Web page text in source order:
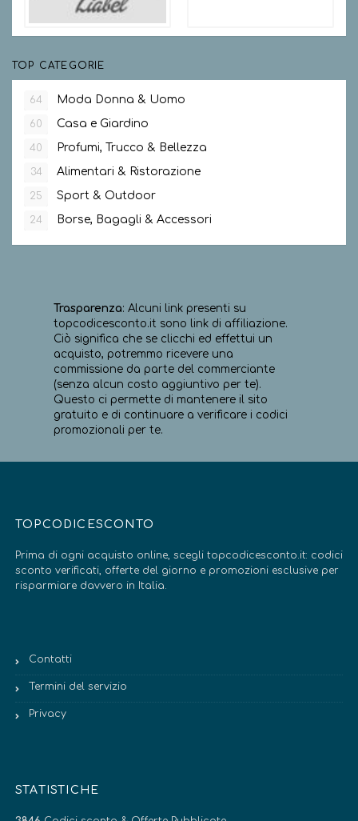
TOP CATEGORIE
64 Moda Donna & Uomo
60 Casa e Giardino
40 Profumi, Trucco & Bellezza
34 Alimentari & Ristorazione
25 Sport & Outdoor
24 Borse, Bagagli & Accessori
Trasparenza: Alcuni link presenti su
topcodicesconto.it sono link di affiliazione.
Ciò significa che se clicchi ed effettui un
acquisto, potremmo ricevere una
commissione da parte del commerciante
(senza alcun costo aggiuntivo per te).
Questo ci permette di mantenere il sito
gratuito e di continuare a verificare i codici
promozionali per te.
TOPCODICESCONTO
Prima di ogni acquisto online, scegli topcodicesconto.it: codici
sconto verificati, offerte del giorno e promozioni esclusive per
risparmiare davvero in Italia.
Contatti
Termini del servizio
Privacy
STATISTICHE